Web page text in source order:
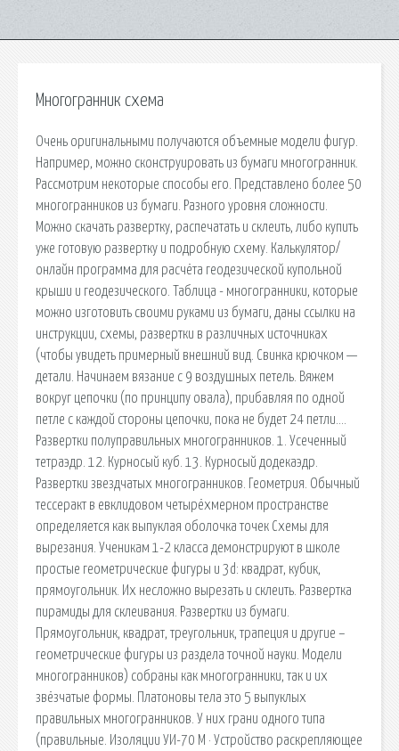
Многогранник схема
Очень оригинальными получаются объемные модели фигур.
Например, можно сконструировать из бумаги многогранник.
Рассмотрим некоторые способы его. Представлено более 50
многогранников из бумаги. Разного уровня сложности.
Можно скачать развертку, распечатать и склеить, либо купить
уже готовую развертку и подробную схему. Калькулятор/
онлайн программа для расчёта геодезической купольной
крыши и геодезического. Таблица - многогранники, которые
можно изготовить своими руками из бумаги, даны ссылки на
инструкции, схемы, развертки в различных источниках
(чтобы увидеть примерный внешний вид. Свинка крючком —
детали. Начинаем вязание с 9 воздушных петель. Вяжем
вокруг цепочки (по принципу овала), прибавляя по одной
петле с каждой стороны цепочки, пока не будет 24 петли….
Развертки полуправильных многогранников. 1. Усеченный
тетраэдр. 12. Курносый куб. 13. Курносый додекаэдр.
Развертки звездчатых многогранников. Геометрия. Обычный
тессеракт в евклидовом четырёхмерном пространстве
определяется как выпуклая оболочка точек Схемы для
вырезания. Ученикам 1-2 класса демонстрируют в школе
простые геометрические фигуры и 3d: квадрат, кубик,
прямоугольник. Их несложно вырезать и склеить. Развертка
пирамиды для склеивания. Развертки из бумаги.
Прямоугольник, квадрат, треугольник, трапеция и другие –
геометрические фигуры из раздела точной науки. Модели
многогранников) собраны как многогранники, так и их
звёзчатые формы. Платоновы тела это 5 выпуклых
правильных многогранников. У них грани одного типа
(правильные. Изоляции УИ-70 М · Устройство раскрепляющее